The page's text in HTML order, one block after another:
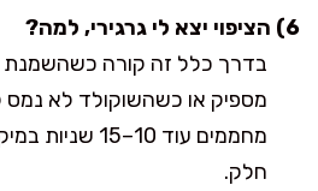
6) הציפוי יצא לי גרגירי, למה?
בדרך כלל זה קורה כשהשמנת
מספיק או כשהשוקולד לא נמס
מחממים עוד
חלק.